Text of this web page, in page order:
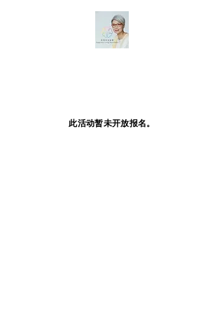
此活动暂未开放报名。